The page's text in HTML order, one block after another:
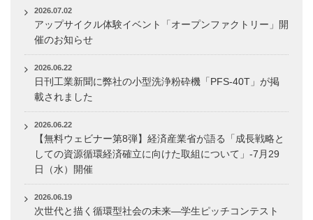
2026.07.02
アップサイクル体験イベント「オープンファクトリー」開
催のお知らせ
2026.06.22
日刊工業新聞に弊社の小型洗浄粉砕機「PFS-40T」が掲
載されました
2026.06.22
【無料ウェビナー第8弾】経済産業省が語る「成長戦略と
しての資源循環経済確立に向けた取組について」-7月29
日（水）開催
2026.06.19
次世代と描く循環型社会の未来―学生ピッチコンテスト